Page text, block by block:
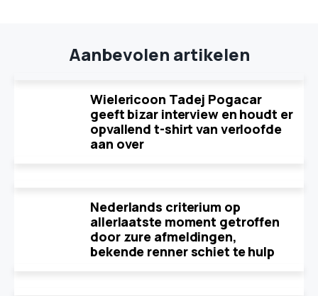
Aanbevolen artikelen
Wielericoon Tadej Pogacar
geeft bizar interview en houdt er
opvallend t-shirt van verloofde
aan over
Nederlands criterium op
allerlaatste moment getroffen
door zure afmeldingen,
bekende renner schiet te hulp